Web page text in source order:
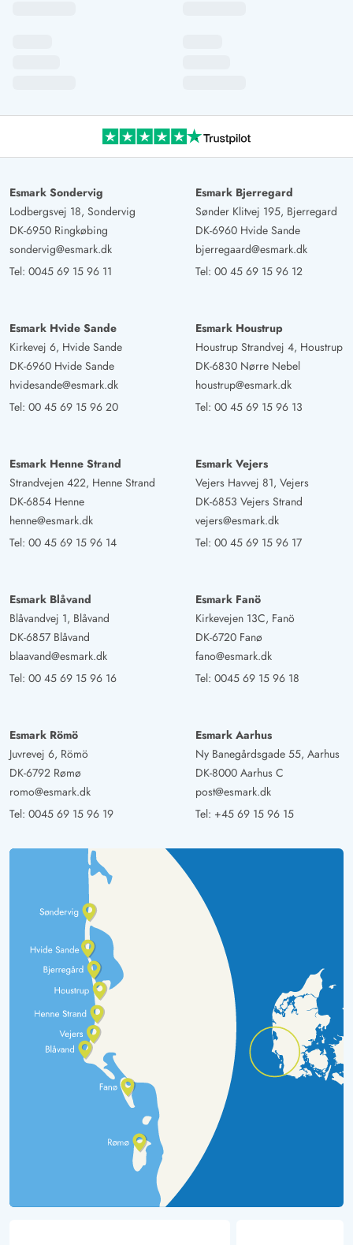
Esmark Sondervig
Lodbergsvej 18, Sondervig
DK-6950 Ringkøbing
sondervig@esmark.dk
Tel: 0045 69 15 96 11
Esmark Bjerregard
Sønder Klitvej 195, Bjerregard
DK-6960 Hvide Sande
bjerregaard@esmark.dk
Tel: 00 45 69 15 96 12
Esmark Hvide Sande
Kirkevej 6, Hvide Sande
DK-6960 Hvide Sande
hvidesande@esmark.dk
Tel: 00 45 69 15 96 20
Esmark Houstrup
Houstrup Strandvej 4, Houstrup
DK-6830 Nørre Nebel
houstrup@esmark.dk
Tel: 00 45 69 15 96 13
Esmark Henne Strand
Strandvejen 422, Henne Strand
DK-6854 Henne
henne@esmark.dk
Tel: 00 45 69 15 96 14
Esmark Vejers
Vejers Havvej 81, Vejers
DK-6853 Vejers Strand
vejers@esmark.dk
Tel: 00 45 69 15 96 17
Esmark Blåvand
Blåvandvej 1, Blåvand
DK-6857 Blåvand
blaavand@esmark.dk
Tel: 00 45 69 15 96 16
Esmark Fanö
Kirkevejen 13C, Fanö
DK-6720 Fanø
fano@esmark.dk
Tel: 0045 69 15 96 18
Esmark Römö
Juvrevej 6, Römö
DK-6792 Rømø
romo@esmark.dk
Tel: 0045 69 15 96 19
Esmark Aarhus
Ny Banegårdsgade 55, Aarhus
DK-8000 Aarhus C
post@esmark.dk
Tel: +45 69 15 96 15